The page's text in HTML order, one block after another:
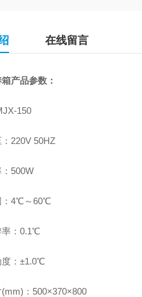
在线留言
产品参数：
150
220V 50HZ
500W
：4℃～60℃
率：0.1℃
度：±1.0℃
：500×370×800